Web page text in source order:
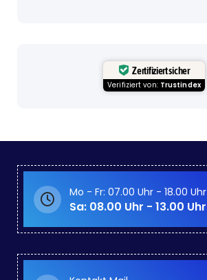
Zertifiziert sicher
Verifiziert von: Trustindex
Mo - Fr: 07.00 Uhr - 18.00 Uhr
Sa: 08.00 Uhr - 13.00 Uhr